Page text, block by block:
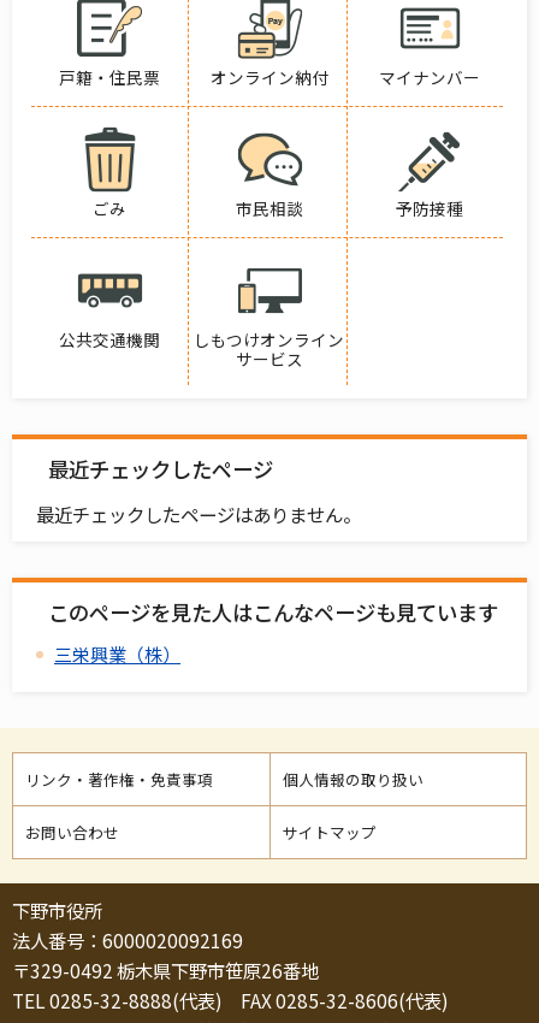
戸籍・住民票 オンライン納付 マイナンバー
ごみ 市民相談 予防接種
公共交通機関
しもつけオンライン
サービス
最近チェックしたページ
最近チェックしたページはありません。
このページを見た人はこんなページも見ています
三栄興業（株）
リンク・著作権・免責事項 個人情報の取り扱い
お問い合わせ サイトマップ
下野市役所
法人番号：6000020092169
〒329-0492 栃木県下野市笹原26番地
TEL 0285-32-8888(代表) FAX 0285-32-8606(代表)